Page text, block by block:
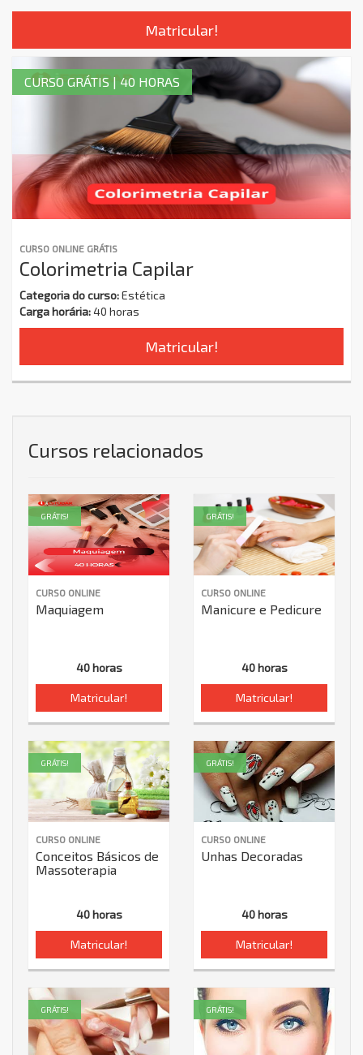
Matricular!
CURSO ONLINE GRÁTIS
Colorimetria Capilar
Categoria do curso:Estética
Carga horária:40 horas
Matricular!
CURSO GRÁTIS | 40 HORAS
Cursos relacionados
CURSO ONLINE
Maquiagem
40 horas
Matricular!
GRÁTIS!
CURSO ONLINE
Manicure e Pedicure
40 horas
Matricular!
GRÁTIS!
CURSO ONLINE
Conceitos Básicos de
Massoterapia
40 horas
Matricular!
GRÁTIS!
CURSO ONLINE
Unhas Decoradas
40 horas
Matricular!
GRÁTIS!
GRÁTIS! GRÁTIS!